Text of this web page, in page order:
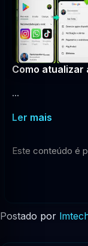
Como
...
Ler mais
Este conteúdo é
Postado por